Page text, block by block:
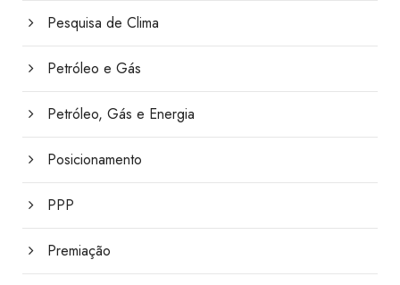
Pesquisa de Clima
Petróleo e Gás
Petróleo, Gás e Energia
Posicionamento
PPP
Premiação